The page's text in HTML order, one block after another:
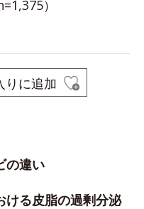
）
りに追加
の違い
ける皮脂の過剰分泌